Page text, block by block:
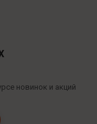
новинок и акций